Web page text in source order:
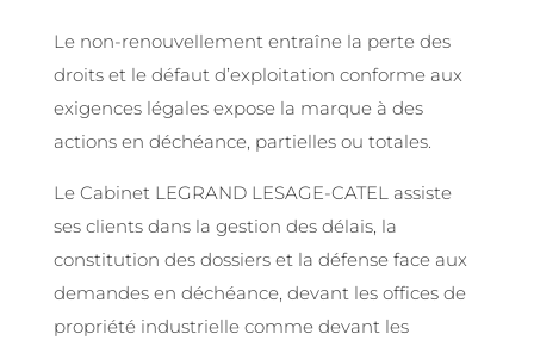
Le non-renouvellement entraîne la perte des
droits et le défaut d’exploitation conforme aux
exigences légales expose la marque à des
actions en déchéance, partielles ou totales.
Le Cabinet LEGRAND LESAGE-CATEL assiste
ses clients dans la gestion des délais, la
constitution des dossiers et la défense face aux
demandes en déchéance, devant les offices de
propriété industrielle comme devant les